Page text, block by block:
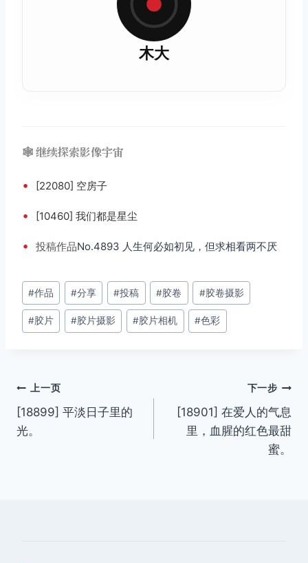
木大
🕸️ 继续探索影像宇宙
• [22080] 空房子
• [10460] 我们都是星尘
• 投稿作品No.4893 人生何必如初见，但求相看两不厌
文
章
标
#作品 #分享 #投稿 #胶卷 #胶卷摄影
#胶片 #胶片摄影 #胶片相机 #色彩
文
章
上一页
[18899] 平淡日子里的
光。
下一步
[18901] 在爱人的气息
里，血腥的红色最甜
蜜。